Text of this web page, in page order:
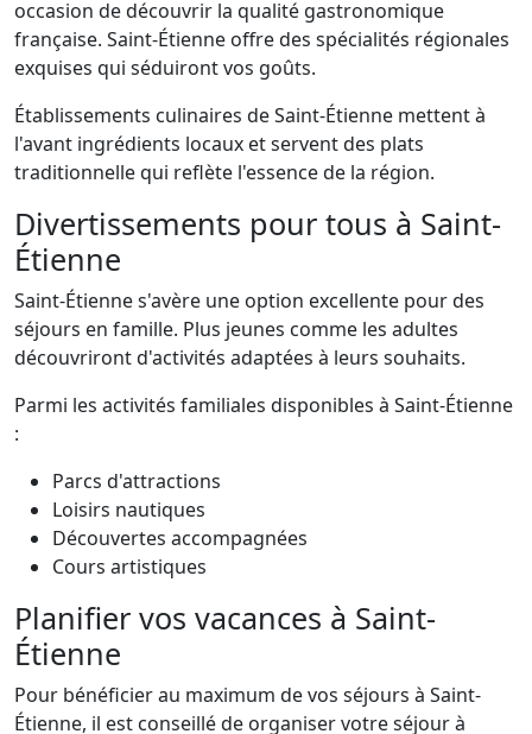
occasion de découvrir la qualité gastronomique
française. Saint-Étienne offre des spécialités régionales
exquises qui séduiront vos goûts.
Établissements culinaires de Saint-Étienne mettent à
l'avant ingrédients locaux et servent des plats
traditionnelle qui reflète l'essence de la région.
Divertissements pour tous à Saint-
Étienne
Saint-Étienne s'avère une option excellente pour des
séjours en famille. Plus jeunes comme les adultes
découvriront d'activités adaptées à leurs souhaits.
Parmi les activités familiales disponibles à Saint-Étienne
:
Parcs d'attractions
Loisirs nautiques
Découvertes accompagnées
Cours artistiques
Planifier vos vacances à Saint-
Étienne
Pour bénéficier au maximum de vos séjours à Saint-
Étienne, il est conseillé de organiser votre séjour à